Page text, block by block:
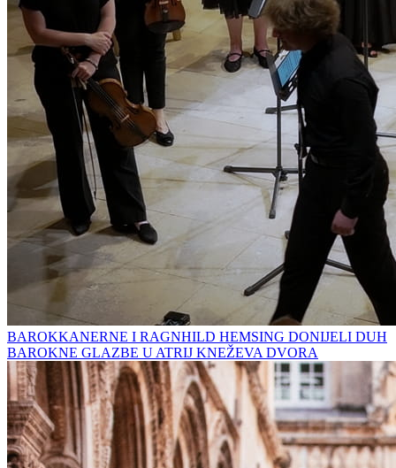
BAROKKANERNE I RAGNHILD HEMSING DONIJELI DUH
BAROKNE GLAZBE U ATRIJ KNEŽEVA DVORA